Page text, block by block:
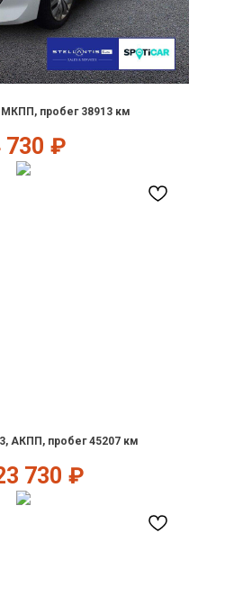
МКПП, пробег 38913 км
730 ₽
АКПП, пробег 45207 км
730 ₽